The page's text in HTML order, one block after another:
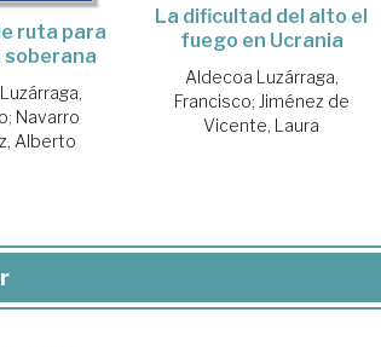
ruta para
soberana
; Navarro
Alberto
La dificultad del alto el
fuego en Ucrania
Aldecoa Luzárraga,
Francisco; Jiménez de
Vicente, Laura